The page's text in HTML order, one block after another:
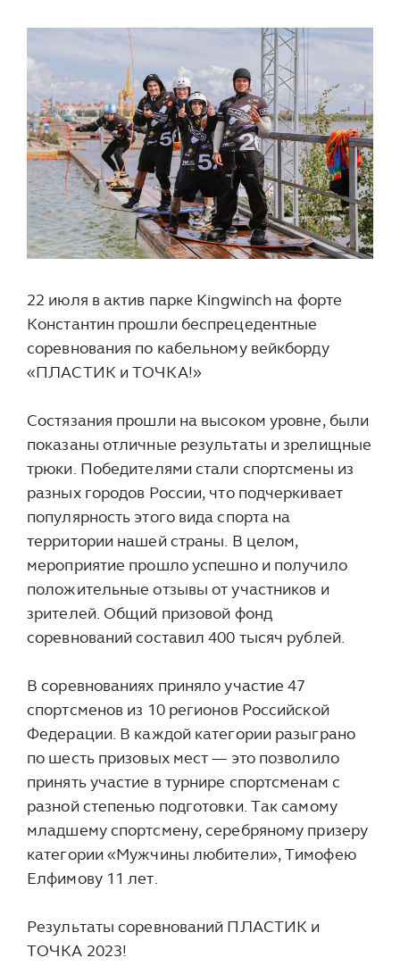
22 июля в актив парке Kingwinch на форте
Константин прошли беспрецедентные
соревнования по кабельному вейкборду
«ПЛАСТИК и ТОЧКА!»
Состязания прошли на высоком уровне, были
показаны отличные результаты и зрелищные
трюки. Победителями стали спортсмены из
разных городов России, что подчеркивает
популярность этого вида спорта на
территории нашей страны. В целом,
мероприятие прошло успешно и получило
положительные отзывы от участников и
зрителей. Общий призовой фонд
соревнований составил 400 тысяч рублей.
В соревнованиях приняло участие 47
спортсменов из 10 регионов Российской
Федерации. В каждой категории разыграно
по шесть призовых мест — это позволило
принять участие в турнире спортсменам с
разной степенью подготовки. Так самому
младшему спортсмену, серебряному призеру
категории «Мужчины любители», Тимофею
Елфимову 11 лет.
Результаты соревнований ПЛАСТИК и
ТОЧКА 2023!